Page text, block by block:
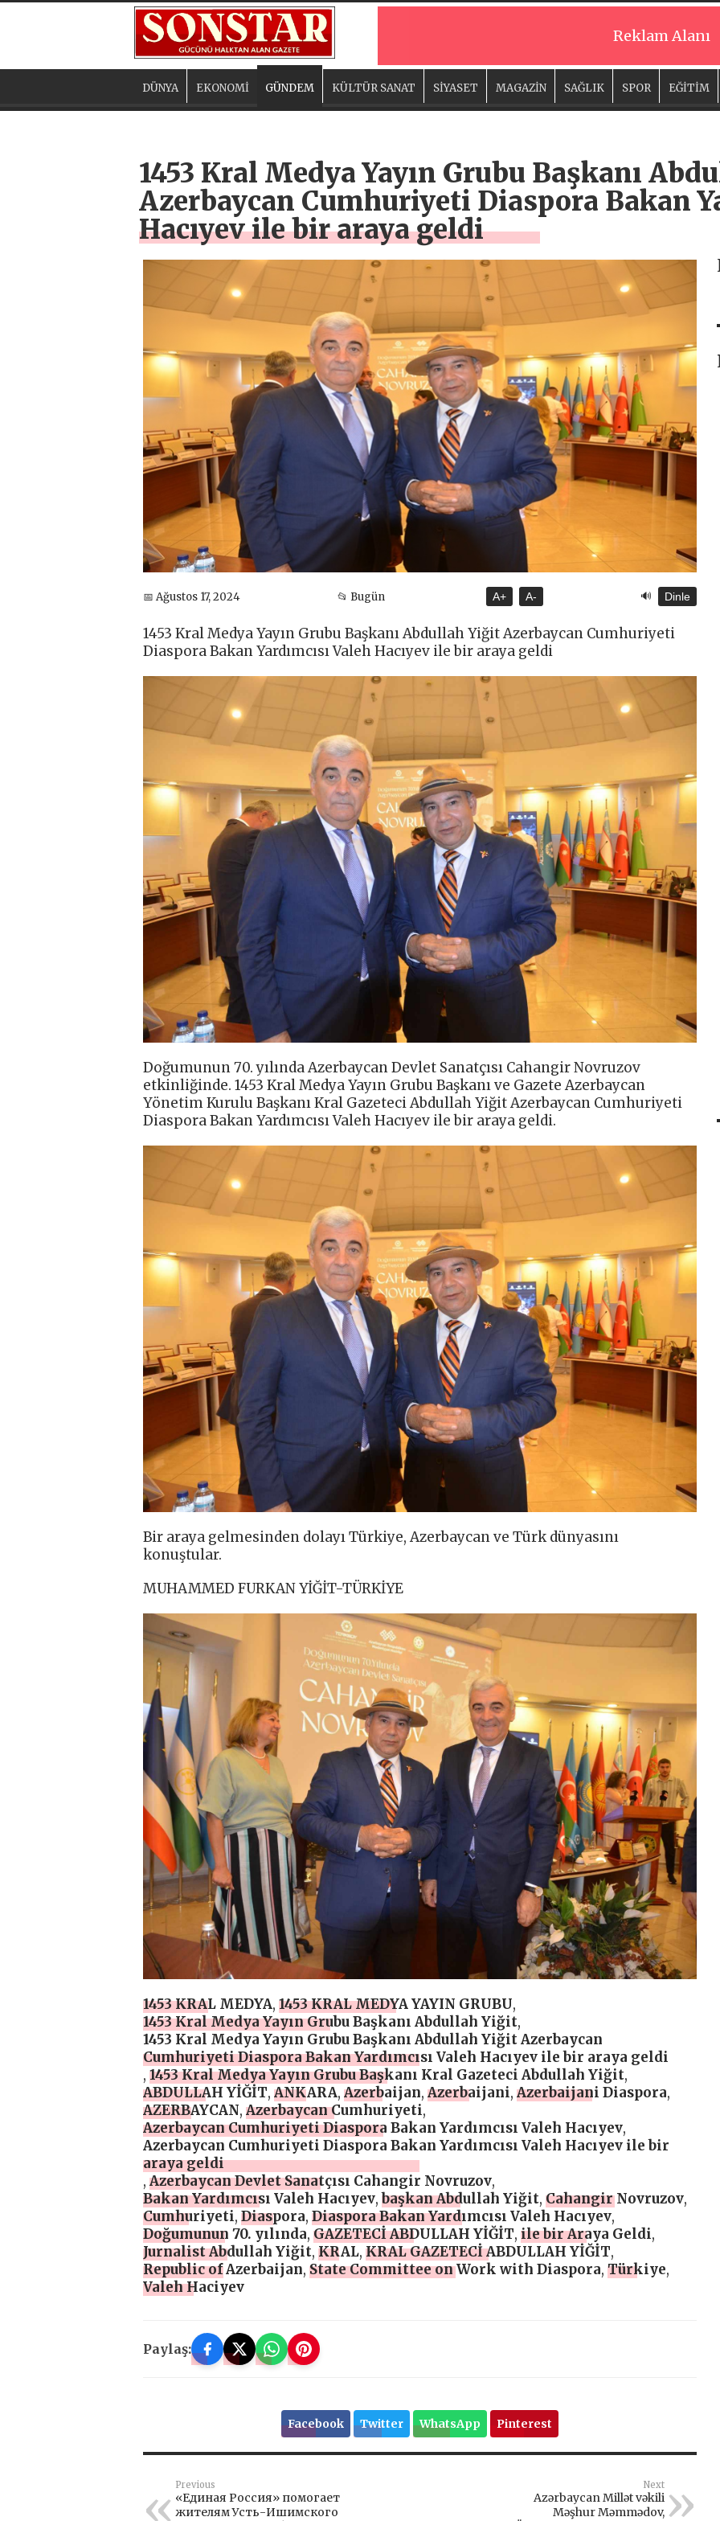
Reklam Alanı
DÜNYA EKONOMİ GÜNDEM KÜLTÜR SANAT SİYASET MAGAZİN SAĞLIK SPOR EĞİTİM
1453 Kral Medya Yayın Grubu Başkanı
Azerbaycan Cumhuriyeti Diaspora Bakan
Hacıyev ile bir araya geldi
📅 Ağustos 17, 2024 📂 Bugün A+ A- 🔊 Dinle
1453 Kral Medya Yayın Grubu Başkanı Abdullah Yiğit Azerbaycan Cumhuriyeti
Diaspora Bakan Yardımcısı Valeh Hacıyev ile bir araya geldi
Doğumunun 70. yılında Azerbaycan Devlet Sanatçısı Cahangir Novruzov
etkinliğinde. 1453 Kral Medya Yayın Grubu Başkanı ve Gazete Azerbaycan
Yönetim Kurulu Başkanı Kral Gazeteci Abdullah Yiğit Azerbaycan Cumhuriyeti
Diaspora Bakan Yardımcısı Valeh Hacıyev ile bir araya geldi.
Bir araya gelmesinden dolayı Türkiye, Azerbaycan ve Türk dünyasını
konuştular.
MUHAMMED FURKAN YİĞİT-TÜRKİYE
1453 KRAL MEDYA, 1453 KRAL MEDYA YAYIN GRUBU,
1453 Kral Medya Yayın Grubu Başkanı Abdullah Yiğit,
1453 Kral Medya Yayın Grubu Başkanı Abdullah Yiğit Azerbaycan
Cumhuriyeti Diaspora Bakan Yardımcısı Valeh Hacıyev ile bir araya geldi
, 1453 Kral Medya Yayın Grubu Başkanı Kral Gazeteci Abdullah Yiğit,
ABDULLAH YİĞİT, ANKARA, Azerbaijan, Azerbaijani, Azerbaijani Diaspora,
AZERBAYCAN, Azerbaycan Cumhuriyeti,
Azerbaycan Cumhuriyeti Diaspora Bakan Yardımcısı Valeh Hacıyev,
Azerbaycan Cumhuriyeti Diaspora Bakan Yardımcısı Valeh Hacıyev ile bir
araya geldi
, Azerbaycan Devlet Sanatçısı Cahangir Novruzov,
Bakan Yardımcısı Valeh Hacıyev,başkan Abdullah Yiğit, Cahangir Novruzov,
Cumhuriyeti, Diaspora, Diaspora Bakan Yardımcısı Valeh Hacıyev,
Doğumunun 70. yılında, GAZETECİ ABDULLAH YİĞİT, ile bir Araya Geldi,
Jurnalist Abdullah Yiğit, KRAL, KRAL GAZETECİ ABDULLAH YİĞİT,
Republic of Azerbaijan, State Committee on Work with Diaspora, Türkiye,
Valeh Haciyev
Paylaş:
Facebook Twitter WhatsApp Pinterest
Previous
«Единая Россия» помогает
жителям Усть-Ишимского
Next
Azərbaycan Millət vəkili
Məşhur Məmmədov,